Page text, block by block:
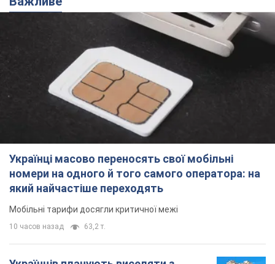
Українці масово переносять свої мобільні
номери на одного й того самого оператора: на
який найчастіше переходять
Мобільні тарифи досягли критичної межі
10 часов назад 63,2 т.